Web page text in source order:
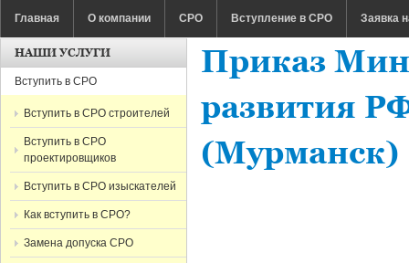
Главная
О компании СРО Вступление в СРО Заявка
Приказ
развития
(Мурманск)
НАШИ УСЛУГИ
Вступить в СРО
Вступить в СРО строителей
Вступить в СРО
проектировщиков
Вступить в СРО изыскателей
Как вступить в СРО?
Замена допуска СРО